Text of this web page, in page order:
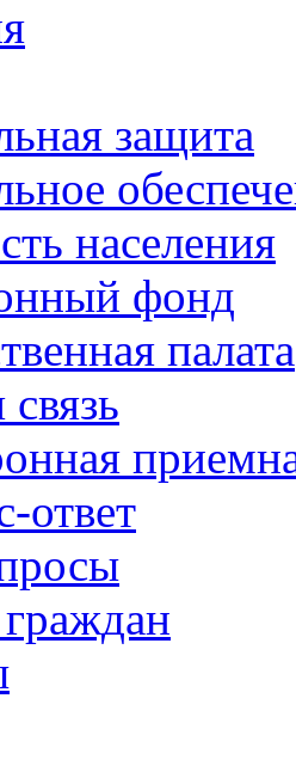
защита
населения
фонд
палата
ответ